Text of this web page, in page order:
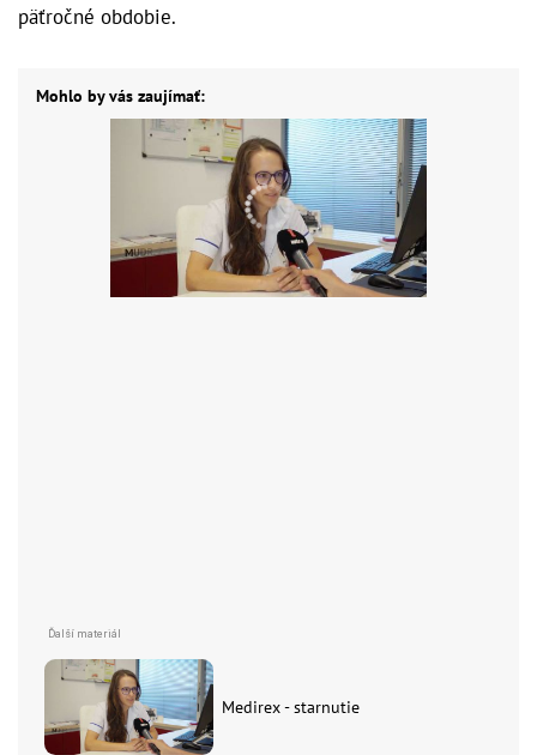
päťročné obdobie.
Mohlo by vás zaujímať:
Medirex - starnutie